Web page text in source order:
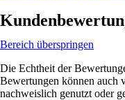
Bereich überspringen
Die Echtheit der
Bewertungen können auch
nachweislich genutzt oder